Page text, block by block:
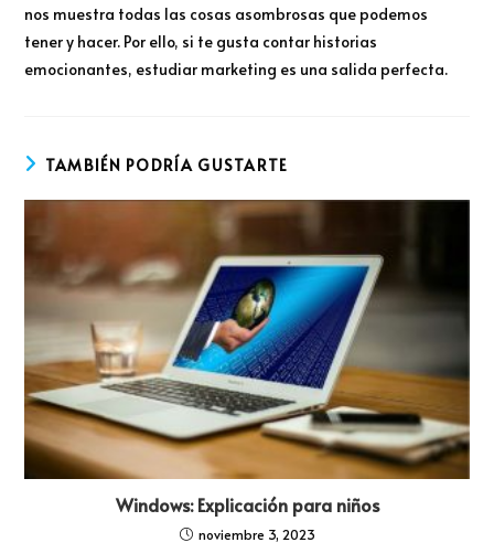
nos muestra todas las cosas asombrosas que podemos
tener y hacer. Por ello, si te gusta contar historias
emocionantes, estudiar marketing es una salida perfecta.
TAMBIÉN PODRÍA GUSTARTE
Windows: Explicación para niños
noviembre 3, 2023